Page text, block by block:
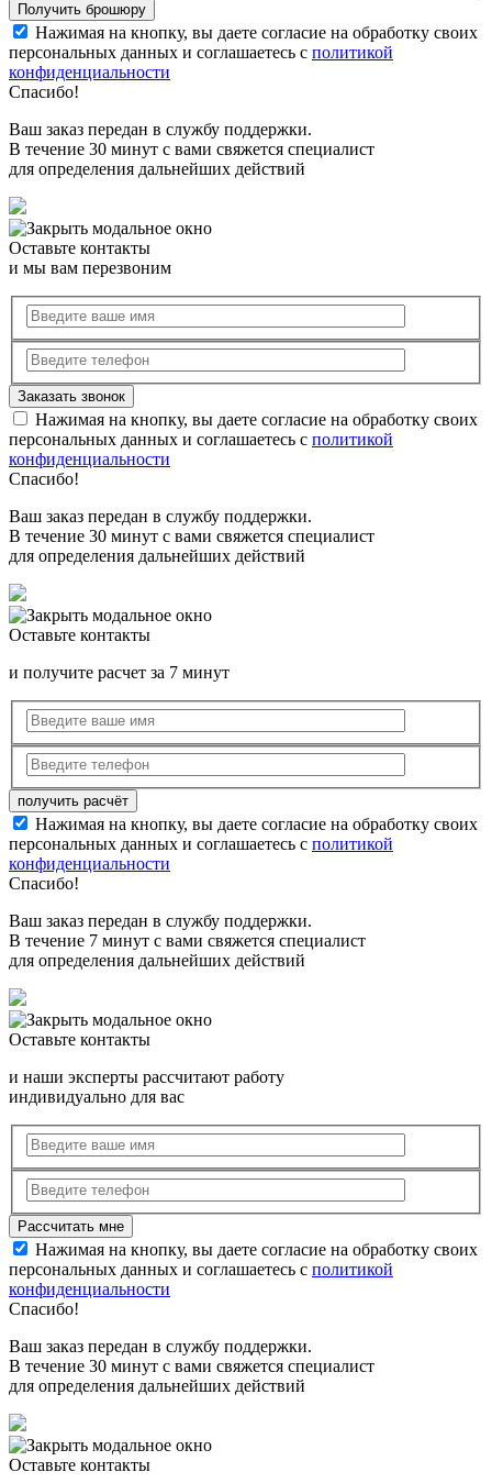
Нажимая на кнопку, вы даете согласие на обработку своих
персональных данных и соглашаетесь с политикой
конфиденциальности
Спасибо!
Ваш заказ передан в службу поддержки.
В течение 30 минут с вами свяжется специалист
для определения дальнейших действий
Оставьте контакты
и мы вам перезвоним
Нажимая на кнопку, вы даете согласие на обработку своих
персональных данных и соглашаетесь с политикой
конфиденциальности
Спасибо!
Ваш заказ передан в службу поддержки.
В течение 30 минут с вами свяжется специалист
для определения дальнейших действий
Оставьте контакты
и получите расчет за 7 минут
Нажимая на кнопку, вы даете согласие на обработку своих
персональных данных и соглашаетесь с политикой
конфиденциальности
Спасибо!
Ваш заказ передан в службу поддержки.
В течение 7 минут с вами свяжется специалист
для определения дальнейших действий
Оставьте контакты
и наши эксперты рассчитают работу
индивидуально для вас
Нажимая на кнопку, вы даете согласие на обработку своих
персональных данных и соглашаетесь с политикой
конфиденциальности
Спасибо!
Ваш заказ передан в службу поддержки.
В течение 30 минут с вами свяжется специалист
для определения дальнейших действий
Оставьте контакты